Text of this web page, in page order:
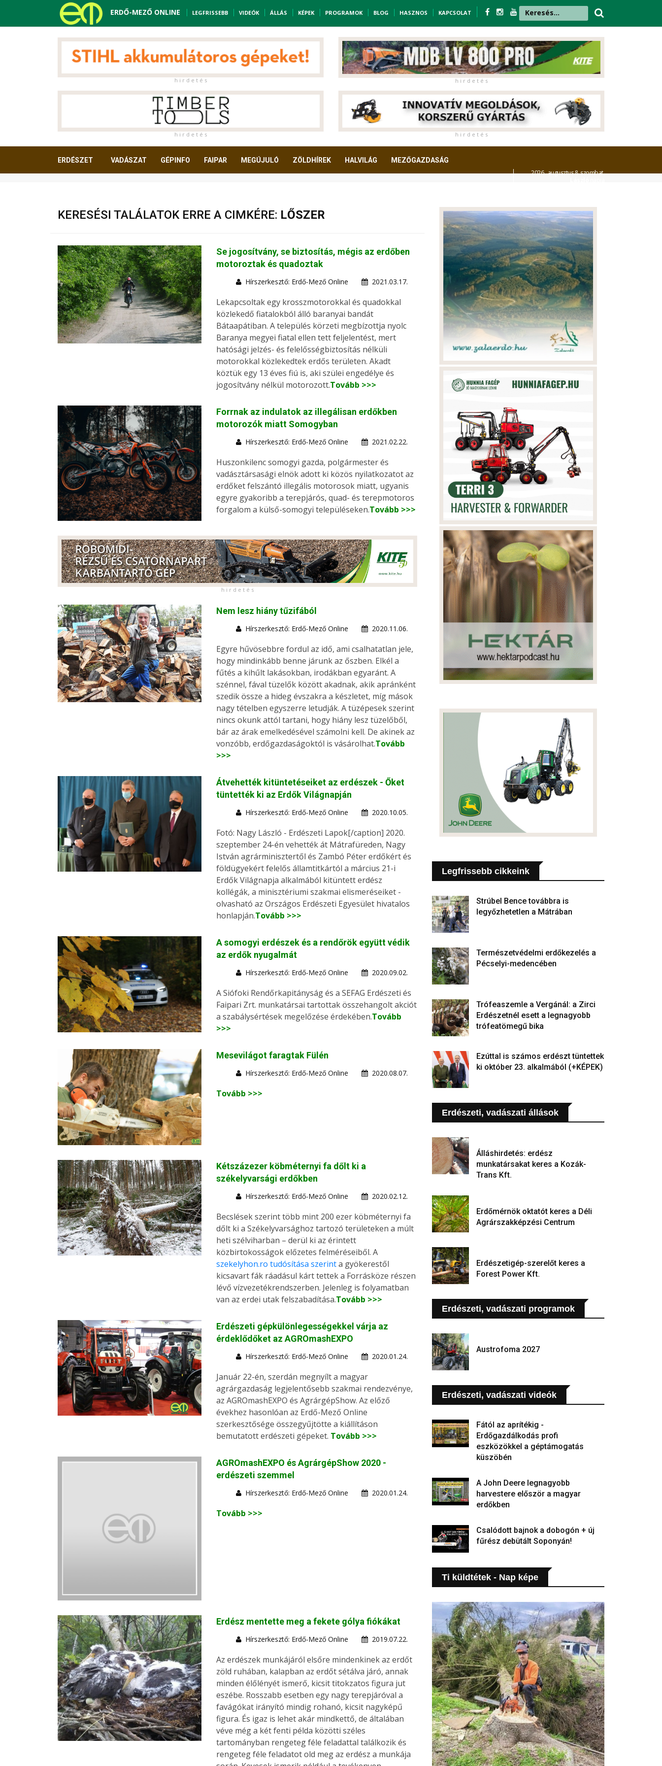
ERDŐ-MEZŐ ONLINE LEGFRISSEBB VIDEÓK ÁLLÁS KÉPEK PROGRAMOK BLOG HASZNOS KAPCSOLAT
h i r d e t é s h i r d e t é s
h i r d e t é s h i r d e t é s
ERDÉSZET VADÁSZAT GÉPINFO FAIPAR MEGÚJULÓ ZÖLDHÍREK HALVILÁG MEZŐGAZDASÁG
2026. augusztus 8. szombat,
KERESÉSI TALÁLATOK ERRE A CIMKÉRE: LŐSZER
Se jogosítvány, se biztosítás, mégis az erdőben
motoroztak és quadoztak
Hírszerkesztő: Erdő-Mező Online 2021.03.17.
Lekapcsoltak egy krosszmotorokkal és quadokkal
közlekedő fiatalokból álló baranyai bandát
Bátaapátiban. A település körzeti megbízottja nyolc
Baranya megyei fiatal ellen tett feljelentést, mert
hatósági jelzés- és felelősségbiztosítás nélküli
motorokkal közlekedtek erdős területen. Akadt
köztük egy 13 éves fiú is, aki szülei engedélye és
jogosítvány nélkül motorozott.Tovább >>>
Forrnak az indulatok az illegálisan erdőkben
motorozók miatt Somogyban
Hírszerkesztő: Erdő-Mező Online 2021.02.22.
Huszonkilenc somogyi gazda, polgármester és
vadásztársasági elnök adott ki közös nyilatkozatot az
erdőket felszántó illegális motorosok miatt, ugyanis
egyre gyakoribb a terepjárós, quad- és terepmotoros
forgalom a külső-somogyi településeken.Tovább >>>
h i r d e t é s
Nem lesz hiány tűzifából
Hírszerkesztő: Erdő-Mező Online 2020.11.06.
Egyre hűvösebbre fordul az idő, ami csalhatatlan jele,
hogy mindinkább benne járunk az őszben. Elkél a
fűtés a kihűlt lakásokban, irodákban egyaránt. A
szénnel, fával tüzelők között akadnak, akik apránként
szedik össze a hideg évszakra a készletet, míg mások
nagy tételben egyszerre letudják. A tüzépesek szerint
nincs okunk attól tartani, hogy hiány lesz tüzelőből,
bár az árak emelkedésével számolni kell. De akinek az
vonzóbb, erdőgazdaságoktól is vásárolhat.Tovább
>>>
Átvehették kitüntetéseiket az erdészek - Őket
tüntették ki az Erdők Világnapján
Hírszerkesztő: Erdő-Mező Online 2020.10.05.
Fotó: Nagy László - Erdészeti Lapok[/caption] 2020.
szeptember 24-én vehették át Mátrafüreden, Nagy
István agrárminisztertől és Zambó Péter erdőkért és
földügyekért felelős államtitkártól a március 21-i
Erdők Világnapja alkalmából kitüntett erdész
kollégák, a minisztériumi szakmai elismeréseiket -
olvasható az Országos Erdészeti Egyesület hivatalos
honlapján.Tovább >>>
A somogyi erdészek és a rendőrök együtt védik
az erdők nyugalmát
Hírszerkesztő: Erdő-Mező Online 2020.09.02.
A Siófoki Rendőrkapitányság és a SEFAG Erdészeti és
Faipari Zrt. munkatársai tartottak összehangolt akciót
a szabálysértések megelőzése érdekében.Tovább
>>>
Mesevilágot faragtak Fülén
Hírszerkesztő: Erdő-Mező Online 2020.08.07.
Tovább >>>
Kétszázezer köbméternyi fa dőlt ki a
székelyvarsági erdőkben
Hírszerkesztő: Erdő-Mező Online 2020.02.12.
Becslések szerint több mint 200 ezer köbméternyi fa
dőlt ki a Székelyvarsághoz tartozó területeken a múlt
heti szélviharban – derül ki az érintett
közbirtokosságok előzetes felméréseiből. A
szekelyhon.ro tudósítása szerinta gyökerestől
kicsavart fák ráadásul kárt tettek a Forrásköze részen
lévő vízvezetékrendszerben. Jelenleg is folyamatban
van az erdei utak felszabadítása.Tovább >>>
Erdészeti gépkülönlegességekkel várja az
érdeklődőket az AGROmashEXPO
Hírszerkesztő: Erdő-Mező Online 2020.01.24.
Január 22-én, szerdán megnyílt a magyar
agrárgazdaság legjelentősebb szakmai rendezvénye,
az AGROmashEXPO és AgrárgépShow. Az előző
évekhez hasonlóan az Erdő-Mező Online
szerkesztősége összegyűjtötte a kiállításon
bemutatott erdészeti gépeket. Tovább >>>
AGROmashEXPO és AgrárgépShow 2020 -
erdészeti szemmel
Hírszerkesztő: Erdő-Mező Online 2020.01.24.
Tovább >>>
Erdész mentette meg a fekete gólya fiókákat
Hírszerkesztő: Erdő-Mező Online 2019.07.22.
Az erdészek munkájáról elsőre mindenkinek az erdőt
zöld ruhában, kalapban az erdőt sétálva járó, annak
minden élőlényét ismerő, kicsit titokzatos figura jut
eszébe. Rosszabb esetben egy nagy terepjáróval a
favágókat irányító mindig rohanó, kicsit nagyképű
figura. És igaz is lehet akár mindkettő, de általában
véve még a két fenti példa közötti széles
tartományban rengeteg féle feladattal találkozik és
rengeteg féle feladatot old meg az erdész a munkája
Legfrissebb cikkeink
Strúbel Bence továbbra is
legyőzhetetlen a Mátrában
Természetvédelmi erdőkezelés a
Pécselyi-medencében
Trófeaszemle a Vergánál: a Zirci
Erdészetnél esett a legnagyobb
trófeatömegű bika
Ezúttal is számos erdészt tüntettek
ki október 23. alkalmából (+KÉPEK)
Erdészeti, vadászati állások
Álláshirdetés: erdész
munkatársakat keres a Kozák-
Trans Kft.
Erdőmérnök oktatót keres a Déli
Agrárszakképzési Centrum
Erdészetigép-szerelőt keres a
Forest Power Kft.
Erdészeti, vadászati programok
Austrofoma 2027
Erdészeti, vadászati videók
Fától az aprítékig -
Erdőgazdálkodás profi
eszközökkel a géptámogatás
küszöbén
A John Deere legnagyobb
harvestere először a magyar
erdőkben
Csalódott bajnok a dobogón + új
fűrész debütált Soponyán!
Ti küldtétek - Nap képe